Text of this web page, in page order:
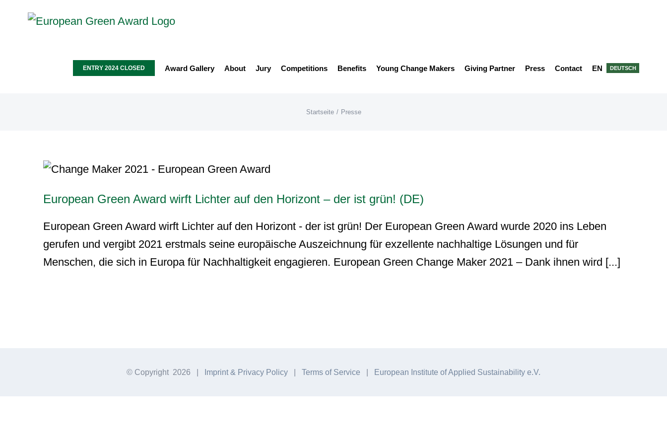
ENTRY 2024 CLOSED Award Gallery About Jury Competitions Benefits Young Change Makers Giving Partner Press Contact EN DEUTSCH
Startseite / Presse
European Green Award wirft Lichter auf den Horizont – der ist grün! (DE)
European Green Award wirft Lichter auf den Horizont - der ist grün! Der European Green Award wurde 2020 ins Leben
gerufen und vergibt 2021 erstmals seine europäische Auszeichnung für exzellente nachhaltige Lösungen und für
Menschen, die sich in Europa für Nachhaltigkeit engagieren. European Green Change Maker 2021 – Dank ihnen wird [...]
© Copyright 2026 | Imprint & Privacy Policy Terms of Service European Institute of Applied Sustainability e.V.